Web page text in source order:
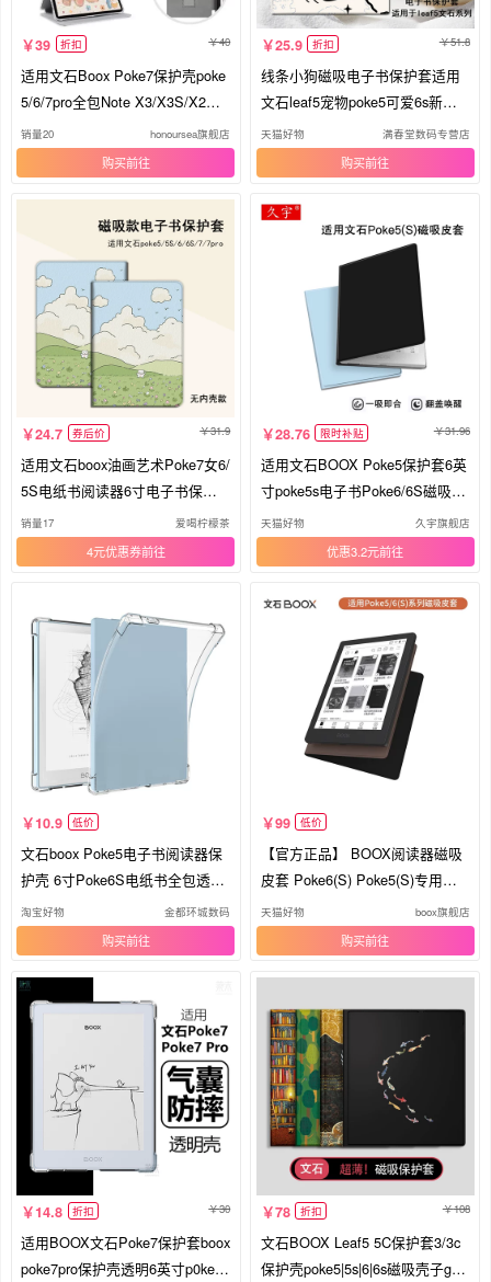
39 折扣 40
适用文石Boox Poke7保护壳poke
5/6/7pro全包Note X3/X3S/X2防
摔套x5/x5s/x6阅读器Go Color7透
明X3 Pro硅胶壳
销量20 honoursea旗舰店
购买
25.9 折扣 51.8
线条小狗磁吸电子书保护套适用
文石leaf5宠物poke5可爱6s新款3
阅读器tab8c/mini/onyxbooxpage/
7.8寸电纸书壳
天猫好物 满春堂数码专营店
购买
24.7 券后价 31.9
适用文石boox油画艺术Poke7女6/
5S电纸书阅读器6寸电子书保护
壳套
销量17 爱喝柠檬茶
4元优惠券
28.76 限时补贴 31.96
适用文石BOOX Poke5保护套6英
寸poke5s电子书Poke6/6S磁吸皮
套Leaf5/5c/5+电纸书阅读器商务
轻薄防摔休眠套壳
天猫好物 久宇旗舰店
优惠3.2元
10.9 低价
文石boox Poke5电子书阅读器保
护壳 6寸Poke6S电纸书全包透明
软壳
淘宝好物 金都环城数码
购买
99 低价
【官方正品】 BOOX阅读器磁吸
皮套 Poke6(S) Poke5(S)专用
（不适用于其他型号）文石ONY
X原装配件
天猫好物 boox旗舰店
购买
14.8 折扣 30
适用BOOX文石Poke7保护套boox
poke7pro保护壳透明6英寸p0ke5s
78 折扣 108
文石BOOX Leaf5 5C保护套3/3c
保护壳poke5|5s|6|6s磁吸壳子go c